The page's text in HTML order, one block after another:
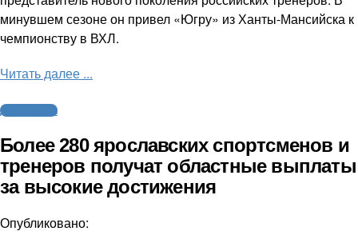
минувшем сезоне он привел «Югру» из Ханты-Мансийска к
чемпионству в ВХЛ.
Читать далее ...
Другие виды
Более 280 ярославских спортсменов и
тренеров получат областные выплаты
за высокие достижения
Опубликовано: